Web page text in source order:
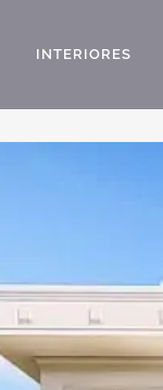
INTERIORES